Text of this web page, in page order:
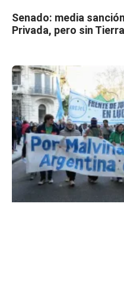
Senado: media
Privada, pero sin